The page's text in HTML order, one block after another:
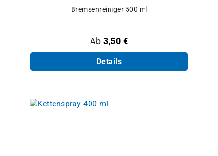
Bremsenreiniger 500 ml
Regulärer Preis:
Ab3,50 €
Details